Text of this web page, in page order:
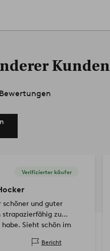
Kunden
Bewertungen
Verifizierter käufer
schöner und guter
zu
Sieht schön im
Bericht